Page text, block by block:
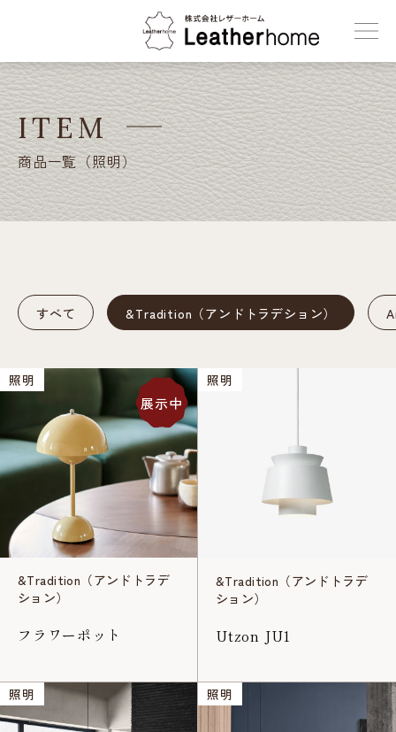
株式会社レザーホーム
ITEM
商品一覧（照明）
すべて &Tradition（アンドトラデション）
照明
展示中
&Tradition（アンドトラデ
ション）
フラワーポット
照明
&Tradition（アンドトラデ
ション）
Utzon JU1
照明 照明